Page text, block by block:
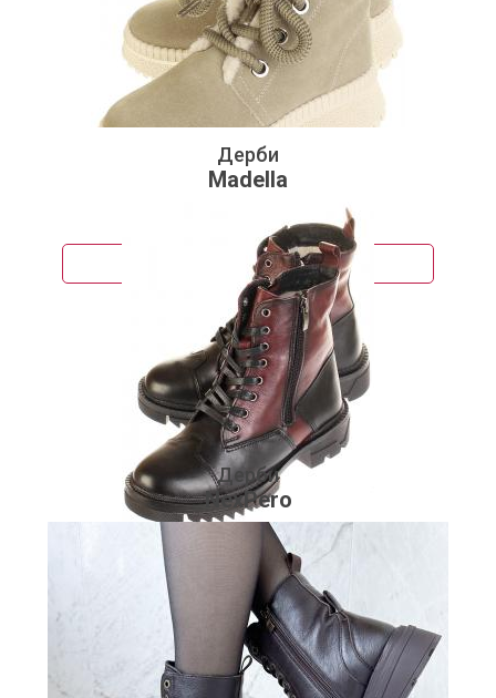
Дерби
Madella
Подробнее
Дерби
NexPero
3 980 руб.
Подробнее